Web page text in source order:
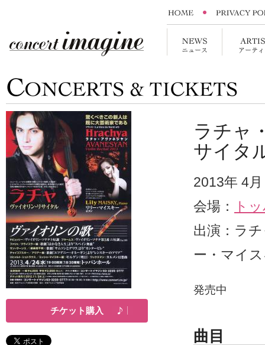
チケット購入
ラチャ
サイタ
2013年 4
会場：
ト
出演：ラ
ー・マイ
発売中
曲目